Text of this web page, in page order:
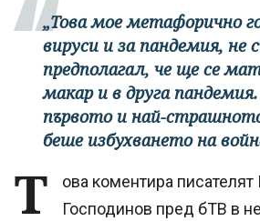
„Това мое метафорично
вируси и за пандемия, не
предполагал, че ще се
макар и в друга
първото и най-
беше избухването на
Т
ова коментира писателят
Господинов пред бТВ в